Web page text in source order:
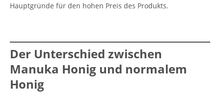
Hauptgründe für den hohen Preis des Produkts.
Der Unterschied zwischen
Manuka Honig und normalem
Honig